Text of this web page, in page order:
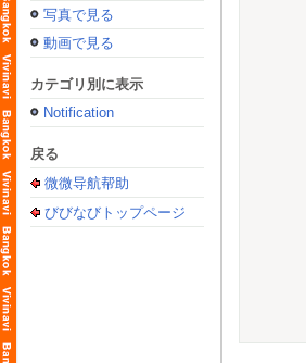
写真で見る
動画で見る
カテゴリ別に表示
Notification
戻る
微微导航帮助
びびなびトップページ